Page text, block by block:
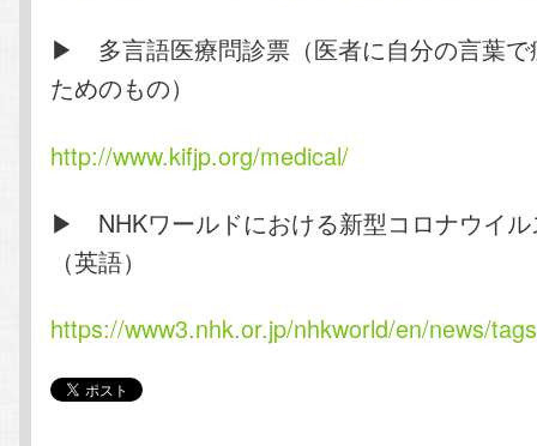
▶ 多言語医療問診票（医者に自分の言葉で
ためのもの）
http://www.kifjp.org/medical/
▶ NHKワールドにおける新型コロナウイル
（英語）
https://www3.nhk.or.jp/nhkworld/en/news/